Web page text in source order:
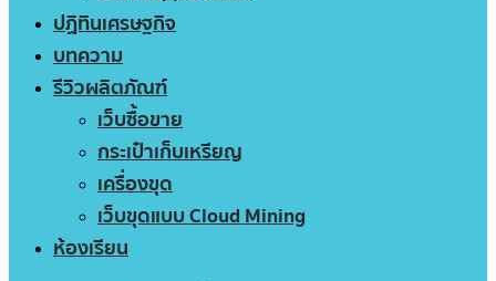
ปฏิทินเศรษฐกิจ
บทความ
รีวิวผลิตภัณฑ์
เว็บซื้อขาย
กระเป๋าเก็บเหรียญ
เครื่องขุด
เว็บขุดแบบ Cloud Mining
ห้องเรียน